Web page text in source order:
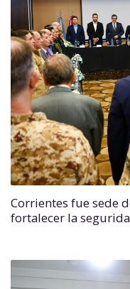
Corrientes fue sede
fortalecer la